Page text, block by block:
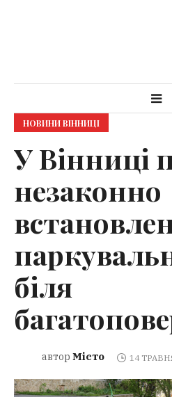
НОВИНИ ВІННИЦІ
У Вінниці
незаконно
біля
автор Місто 14